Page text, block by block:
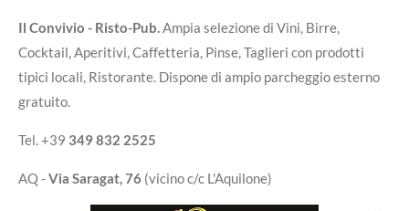
Il Convivio - Risto-Pub.Ampia selezione di Vini, Birre,
Cocktail, Aperitivi, Caffetteria, Pinse, Taglieri con prodotti
tipici locali, Ristorante. Dispone di ampio parcheggio esterno
gratuito.
Tel. +39 349 832 2525
AQ -Via Saragat, 76 (vicino c/c L'Aquilone)